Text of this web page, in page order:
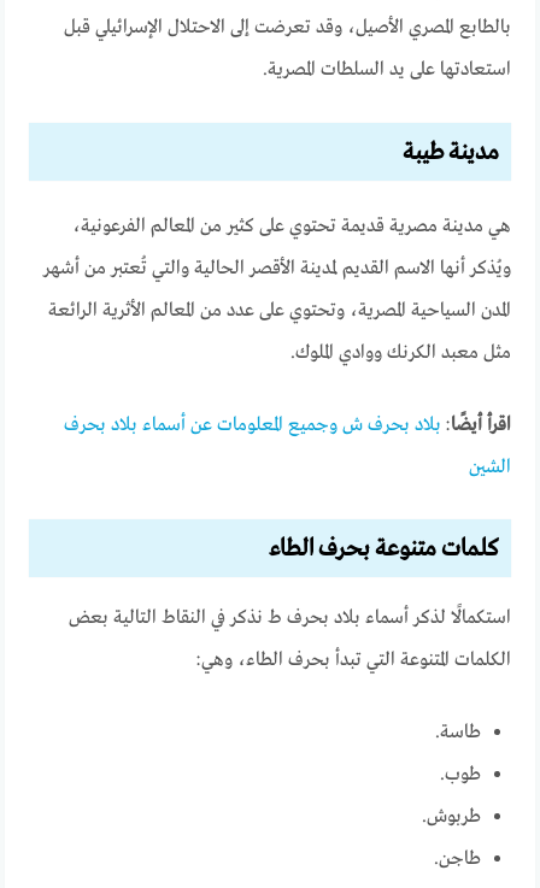
بالطابع المصري الأصيل، وقد تعرضت إلى الاحتلال الإسرائيلي قبل
استعادتها على يد السلطات المصرية.
مدينة طيبة
هي مدينة مصرية قديمة تحتوي على كثير من المعالم الفرعونية،
ويُذكر أنها الاسم القديم لمدينة الأقصر الحالية والتي تُعتبر من أشهر
المدن السياحية المصرية، وتحتوي على عدد من المعالم الأثرية الرائعة
مثل معبد الكرنك ووادي الملوك.
اقرأ أيضًا: بلاد بحرف ش وجميع المعلومات عن أسماء بلاد بحرف
الشين
كلمات متنوعة بحرف الطاء
استكمالًا لذكر أسماء بلاد بحرف ط نذكر في النقاط التالية بعض
الكلمات المتنوعة التي تبدأ بحرف الطاء، وهي:
طاسة.
طوب.
طربوش.
طاجن.